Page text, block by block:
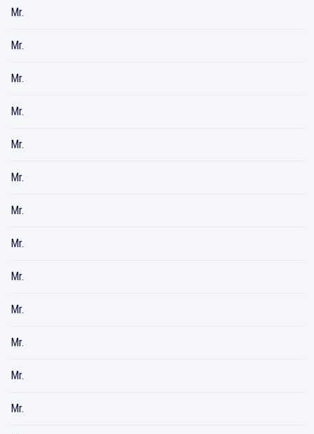
Mr.
Mr.
Mr.
Mr.
Mr.
Mr.
Mr.
Mr.
Mr.
Mr.
Mr.
Mr.
Mr.